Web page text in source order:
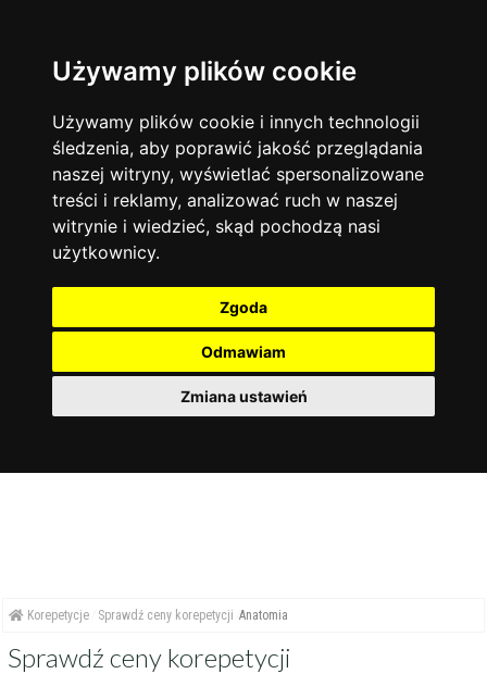
Używamy plików cookie
Używamy plików cookie i innych technologii
śledzenia, aby poprawić jakość przeglądania
naszej witryny, wyświetlać spersonalizowane
treści i reklamy, analizować ruch w naszej
witrynie i wiedzieć, skąd pochodzą nasi
użytkownicy.
Zgoda
Odmawiam
Zmiana ustawień
Język angielski 13744
Matematyka 12928
Chemia 4886
Język niemiecki 4307
Język polski 3426
Fizyka
Język francuski
Warszawa
Korepetycje
Online
14837
Kraków 7753
Wrocław
Łódź 3513
Gdańsk 2075
zakres dni
Wtorek
Środa
Czwartek
Piątek
Sobota
Niedziela
więcej filtrów Filtruj
Korepetycje Sprawdź ceny korepetycji Anatomia
Sprawdź ceny korepetycji